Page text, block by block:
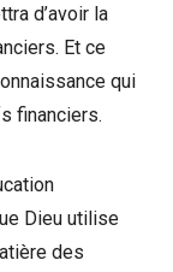
d’avoir la
Et ce
qui
financiers.
Dieu utilise
des